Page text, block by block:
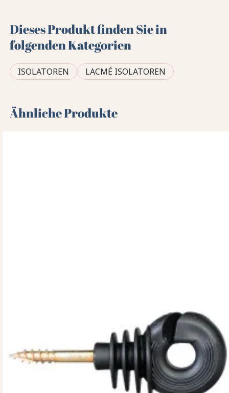
Dieses Produkt finden Sie in
folgenden Kategorien
ISOLATOREN LACMÉ ISOLATOREN
Ähnliche Produkte